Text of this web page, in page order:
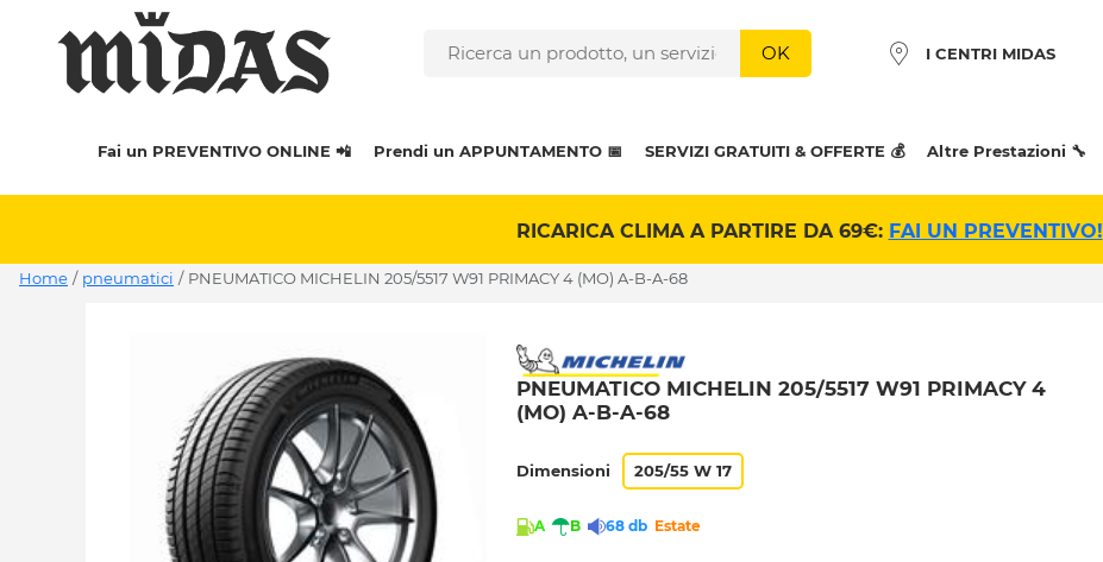
OK I CENTRI MIDAS
Fai un PREVENTIVO ONLINE 📲 Prendi un APPUNTAMENTO 📅 SERVIZI GRATUITI & OFFERTE 💰 Altre Prestazioni 🔧
RICARICA CLIMA A PARTIRE DA 69€: FAI UN PREVENTIVO!
Home / pneumatici / PNEUMATICO MICHELIN 205/5517 W91 PRIMACY 4 (MO) A-B-A-68
PNEUMATICO MICHELIN 205/5517 W91 PRIMACY 4
(MO) A-B-A-68
Dimensioni 205/55 W 17
A B 68 db Estate